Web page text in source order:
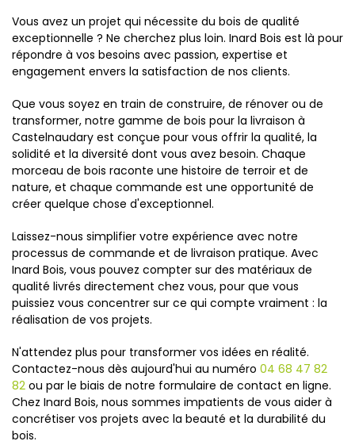
Vous avez un projet qui nécessite du bois de qualité
exceptionnelle ? Ne cherchez plus loin. Inard Bois est là pour
répondre à vos besoins avec passion, expertise et
engagement envers la satisfaction de nos clients.
Que vous soyez en train de construire, de rénover ou de
transformer, notre gamme de bois pour la livraison à
Castelnaudary est conçue pour vous offrir la qualité, la
solidité et la diversité dont vous avez besoin. Chaque
morceau de bois raconte une histoire de terroir et de
nature, et chaque commande est une opportunité de
créer quelque chose d'exceptionnel.
Laissez-nous simplifier votre expérience avec notre
processus de commande et de livraison pratique. Avec
Inard Bois, vous pouvez compter sur des matériaux de
qualité livrés directement chez vous, pour que vous
puissiez vous concentrer sur ce qui compte vraiment : la
réalisation de vos projets.
N'attendez plus pour transformer vos idées en réalité.
Contactez-nous dès aujourd'hui au numéro 04 68 47 82
82 ou par le biais de notre formulaire de contact en ligne.
Chez Inard Bois, nous sommes impatients de vous aider à
concrétiser vos projets avec la beauté et la durabilité du
bois.